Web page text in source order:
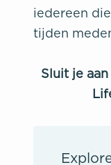
iedereen
tijden
Sluit je